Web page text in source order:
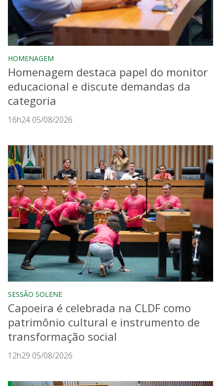
HOMENAGEM
Homenagem destaca papel do monitor
educacional e discute demandas da
categoria
16h24 05/08/2026
SESSÃO SOLENE
Capoeira é celebrada na CLDF como
patrimônio cultural e instrumento de
transformação social
12h29 05/08/2026